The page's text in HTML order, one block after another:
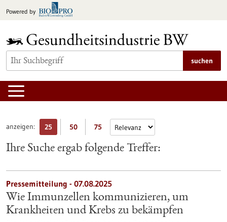
Inhalt
Powered by
suchen
anzeigen: 25 50 75
Ihre Suche ergab folgende Treffer:
Pressemitteilung - 07.08.2025
Wie Immunzellen kommunizieren, um
Krankheiten und Krebs zu bekämpfen